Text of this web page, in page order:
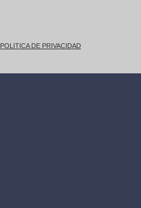
POLITICA DE PRIVACIDAD